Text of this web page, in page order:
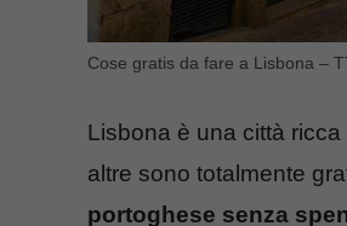
Cose gratis da fare a Lisbona –
Lisbona è una città
altre sono totalmente
portoghese senza